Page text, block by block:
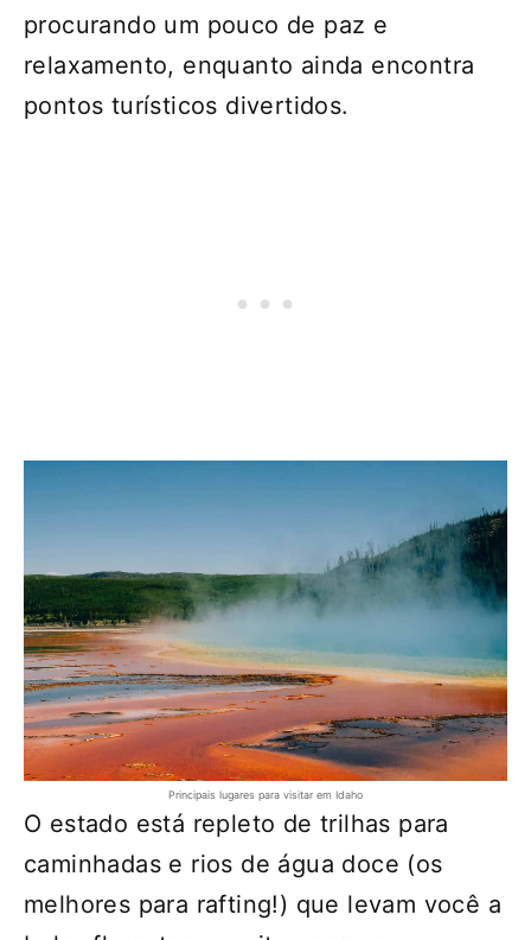
procurando um pouco de paz e
relaxamento, enquanto ainda encontra
pontos turísticos divertidos.
Principais lugares para visitar em Idaho
O estado está repleto de trilhas para
caminhadas e rios de água doce (os
melhores para rafting!) que levam você a